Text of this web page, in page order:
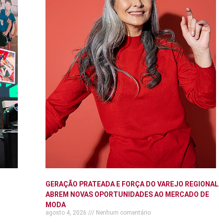
GERAÇÃO PRATEADA E FORÇA DO VAREJO REGIONAL
ABREM NOVAS OPORTUNIDADES AO MERCADO DE
MODA
agosto 4, 2026 Nenhum comentário